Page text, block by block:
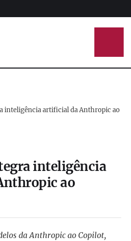
inteligência artificial da Anthropic ao
inteligência
ao
da Anthropic ao Copilot,